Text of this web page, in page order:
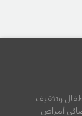
وتثقيف
أمراض